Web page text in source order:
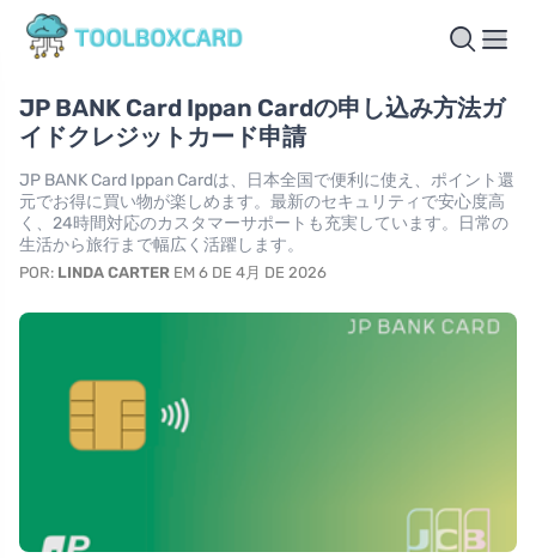
JP BANK Card Ippan Cardの申し込み方法ガ
イドクレジットカード申請
JP BANK Card Ippan Cardは、日本全国で便利に使え、ポイント還
元でお得に買い物が楽しめます。最新のセキュリティで安心度高
く、24時間対応のカスタマーサポートも充実しています。日常の
生活から旅行まで幅広く活躍します。
POR: LINDA CARTER EM 6 DE 4月 DE 2026